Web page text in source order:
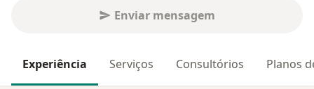
Enviar mensagem
Experiência Serviços Consultórios Planos